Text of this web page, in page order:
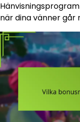
när dina vänner går